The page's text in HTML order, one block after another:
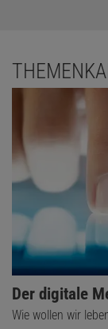
Der digitale
Wie wollen wir